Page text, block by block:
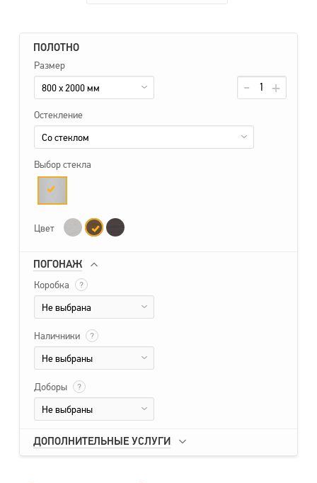
ПОЛОТНО
Размер
800 x 2000 мм
Остекление
Со стеклом
Выбор стекла
Цвет
ПОГОНАЖ
Коробка ?
Не выбрана
Наличники ?
Не выбраны
Доборы ?
Не выбраны
ДОПОЛНИТЕЛЬНЫЕ УСЛУГИ